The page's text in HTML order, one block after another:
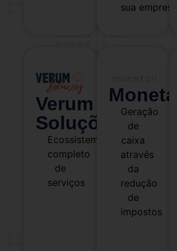
sua empresa!
Verum
Soluções
Ecossistema
completo
de
serviços
Monetali
Geração
de
caixa
através
da
redução
de
impostos